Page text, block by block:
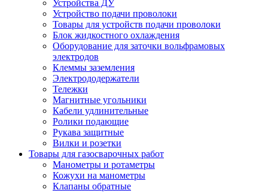
Устройства ДУ
Устройство подачи проволоки
Товары для устройств подачи проволоки
Блок жидкостного охлаждения
Оборудование для заточки вольфрамовых
электродов
Клеммы заземления
Электрододержатели
Тележки
Магнитные угольники
Кабели удлинительные
Ролики подающие
Рукава защитные
Вилки и розетки
Товары для газосварочных работ
Манометры и ротаметры
Кожухи на манометры
Клапаны обратные